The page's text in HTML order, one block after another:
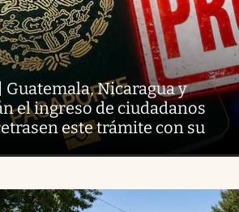
Guatemala, Nicaragua y
el ingreso de ciudadanos
este trámite con su